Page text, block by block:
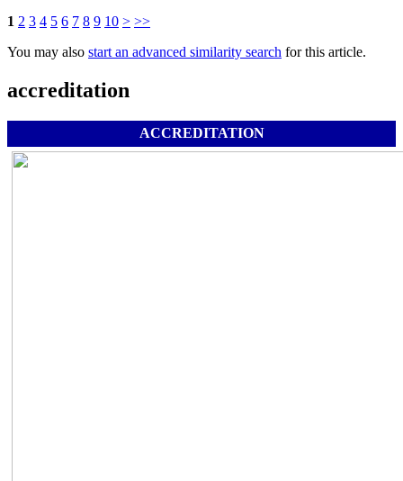
1 2 3 4 5 6 7 8 9 10 > >>
You may also start an advanced similarity search for this article.
accreditation
ACCREDITATION